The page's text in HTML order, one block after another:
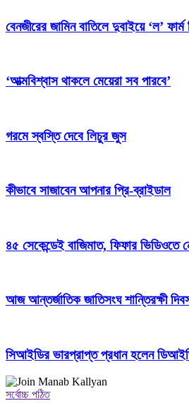
বেনজীরের জামিন বাতিলে দুবাইয়ে ‌‘ল’
‘আত্মবিশ্বাস থাকলে মেয়েরা সব পারবে’
গরমে স্বস্তি দেবে লিচুর জুস
কীভাবে সাজাবেন আপনার প্রি-ব্রাইডাল
৪৫ সেকেন্ডেই বাজিমাত, ফিফার ভিডিওতে
আজ আন্তর্জাতিক জাতিসংঘ শান্তিরক্ষী
সিআইডির ভারপ্রাপ্ত প্রধান হলেন
সর্বোচ্চ পঠিত